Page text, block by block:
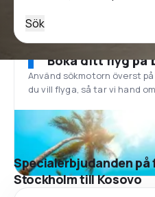
Sök
Boka ditt flyg på
Använd sökmotorn överst
du vill flyga, så tar vi hand
Specialerbjudanden på
Stockholm till Kosovo